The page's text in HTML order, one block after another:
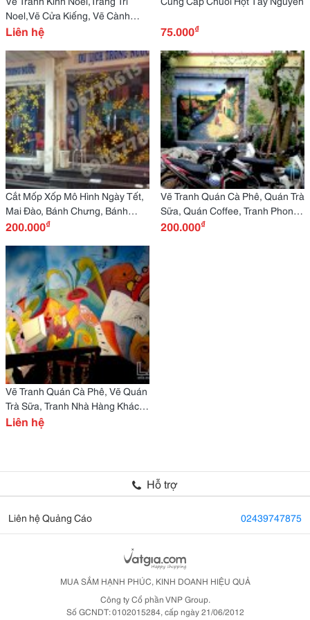
Noel,Vẽ Cửa Kiếng, Vẽ Cành
Mai, Vẽ Cành Đào 2018
Liên hệ 75.000₫
Cắt Mốp Xốp Mô Hình Ngày Tết,
Mai Đào, Bánh Chưng, Bánh
200.000₫
Vẽ Tranh Quán Cà Phê, Quán Trà
Sữa, Quán Coffee, Tranh Phong
Cảnh, Tranh Tường..
200.000₫
Vẽ Tranh Quán Cà Phê, Vẽ Quán
Trà Sữa, Tranh Nhà Hàng Khách
Sạn,Trường Mầm Non
Liên hệ
Hỗ trợ
Liên hệ Quảng Cáo 02439747875
MUA SẮM HẠNH PHÚC, KINH DOANH HIỆU QUẢ
Công ty Cổ phần VNP Group.
Số GCNDT: 0102015284, cấp ngày 21/06/2012